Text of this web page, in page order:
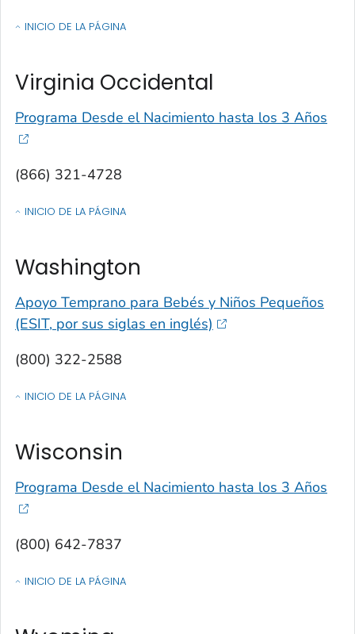
INICIO DE LA PÁGINA
OF CONTACTOS POR ESTADO, TERRITORIO O ESTADO LIBRE
Virginia Occidental
Programa Desde el Nacimiento hasta los 3 Años
(866) 321-4728
INICIO DE LA PÁGINA
OF CONTACTOS POR ESTADO, TERRITORIO O ESTADO LIBRE
Washington
Apoyo Temprano para Bebés y Niños Pequeños
(ESIT, por sus siglas en inglés)
(800) 322-2588
INICIO DE LA PÁGINA
OF CONTACTOS POR ESTADO, TERRITORIO O ESTADO LIBRE
Wisconsin
Programa Desde el Nacimiento hasta los 3 Años
(800) 642-7837
INICIO DE LA PÁGINA
OF CONTACTOS POR ESTADO, TERRITORIO O ESTADO LIBRE